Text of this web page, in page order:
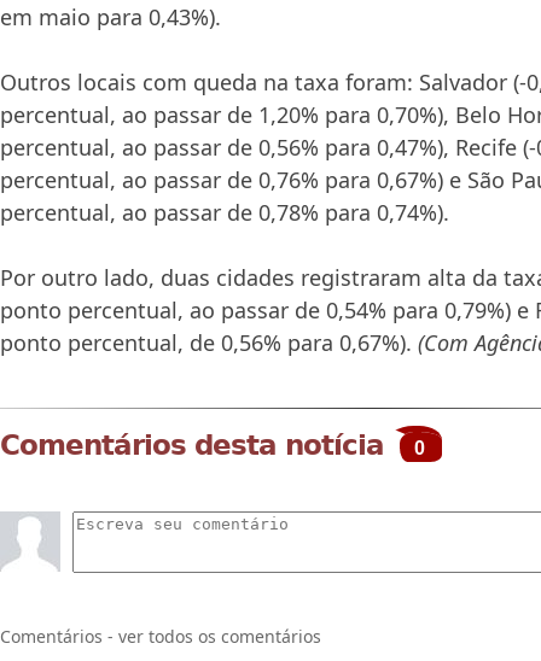
em maio para 0,43%).
Outros locais com queda na taxa foram: Salvador (-
percentual, ao passar de 1,20% para 0,70%), Belo
percentual, ao passar de 0,56% para 0,47%), Recife
percentual, ao passar de 0,76% para 0,67%) e São
percentual, ao passar de 0,78% para 0,74%).
Por outro lado, duas cidades registraram alta da
ponto percentual, ao passar de 0,54% para 0,79%) e
ponto percentual, de 0,56% para 0,67%). (Com
Comentários desta notícia 0
Comentários - ver todos os comentários